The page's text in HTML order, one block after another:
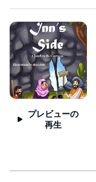
プレビューの
再生